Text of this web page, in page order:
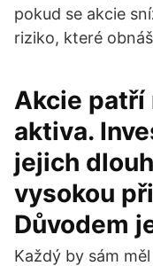
pokud se akcie
riziko, které
Akcie
aktiva.
jejich
vysokou
Důvodem
Každý by sám